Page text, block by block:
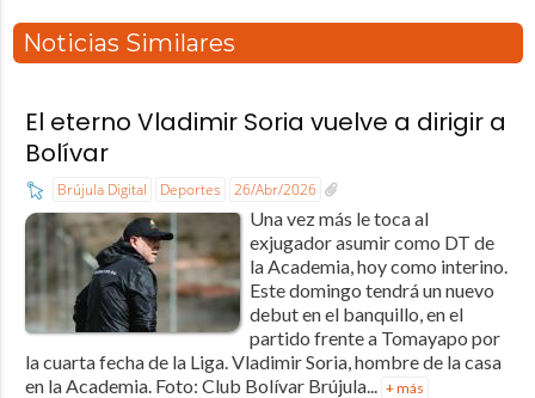
Noticias Similares
El eterno Vladimir Soria vuelve a dirigir a
Bolívar
Brújula Digital Deportes 26/Abr/2026
Una vez más le toca al
exjugador asumir como DT de
la Academia, hoy como interino.
Este domingo tendrá un nuevo
debut en el banquillo, en el
partido frente a Tomayapo por
la cuarta fecha de la Liga. Vladimir Soria, hombre de la casa
en la Academia. Foto: Club Bolívar Brújula... + más